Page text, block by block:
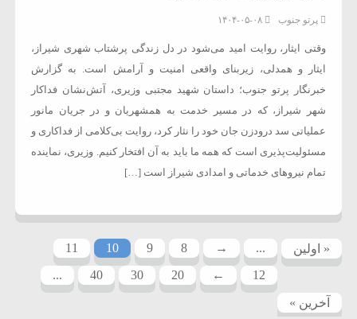
پرتو جنوب ۱۴۰۴-۰۵-۰۸
وقتی ایثار، روایت امید می‌شود در دل زندگی پرشتاب شهری شیراز،
ایثار و همدلی، زیربنای واقعی امنیت و آرامش است. به گزارش
خبرنگار پرتو جنوب؛ داستان شهید مجتبی وزیری، آتش‌نشان فداکار
شهر شیراز، که در مسیر خدمت به همشهریان و در جریان مانور
عملیاتی سد درودزن جان خود را نثار کرد، روایت بی‌کلامی از فداکاری و
مسئولیت‌پذیری است که همه ما باید به آن افتخار کنیم. وزیری، نماینده
تمام نیروهای خدماتی و امدادی شیراز است […]
« اولین ...
→
8
9
10
11
12
←
20
30
40
...
آخرین »